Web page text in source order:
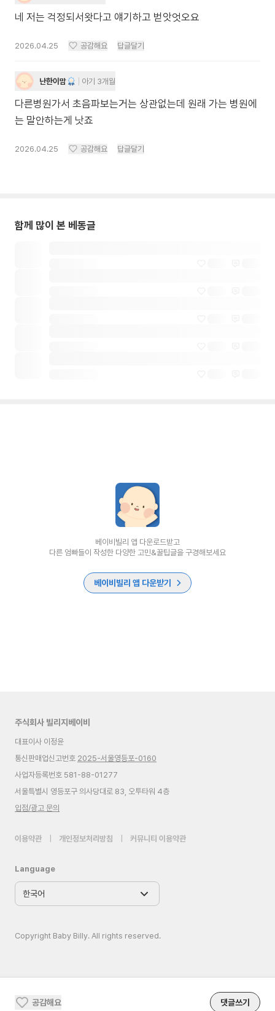
네 저는 걱정되서왓다고 얘기하고 벋앗엇오요
2026.04.25 공감해요 답글달기
난한이맘 아기 3개월
다른병원가서 초음파보는거는 상관없는데 원래 가는 병원에
는 말안하는게 낫죠
2026.04.25 공감해요 답글달기
함께 많이 본 베동글
공감해요 댓글쓰기
베이비빌리 앱 다운로드받고
다른 엄빠들이 작성한 다양한 고민&꿀팁글을 구경해보세요
베이비빌리 앱 다운받기
주식회사 빌리지베이비
대표이사 이정윤
통신판매업신고번호 2025-서울영등포-0160
사업자등록번호 581-88-01277
서울특별시 영등포구 의사당대로 83, 오투타워 4층
입점/광고 문의
이용약관 개인정보처리방침 커뮤니티 이용약관
Language
Copyright Baby Billy. All rights reserved.